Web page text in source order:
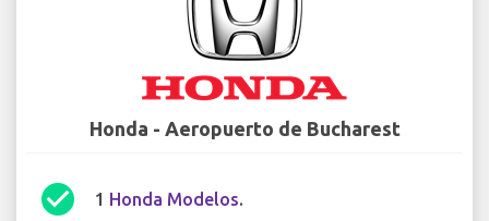
Honda - Aeropuerto de Bucharest
check_circle 1 Honda Modelos.